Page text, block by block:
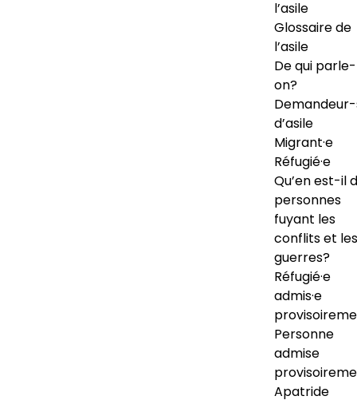
l’asile
Glossaire de
l’asile
De qui
on?
d’asile
Migrant·e
Réfugié·e
Qu’en est-il
personnes
fuyant les
conflits et les
guerres?
Réfugié·e
admis·e
Personne
admise
Apatride